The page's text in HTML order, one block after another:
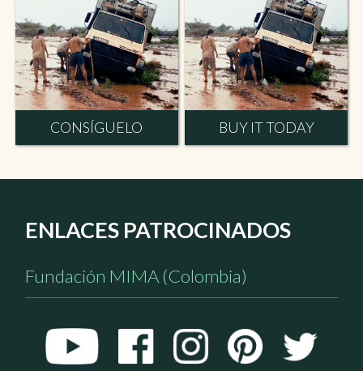
CONSÍGUELO BUY IT TODAY
ENLACES PATROCINADOS
Fundación MIMA (Colombia)